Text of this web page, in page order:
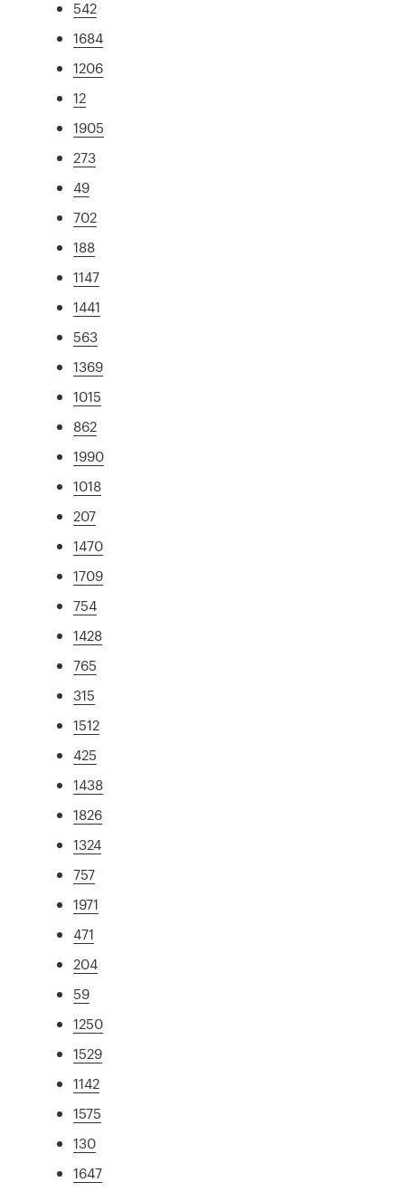
542
1684
1206
12
1905
273
49
702
188
1147
1441
563
1369
1015
862
1990
1018
207
1470
1709
754
1428
765
315
1512
425
1438
1826
1324
757
1971
471
204
59
1250
1529
1142
1575
130
1647